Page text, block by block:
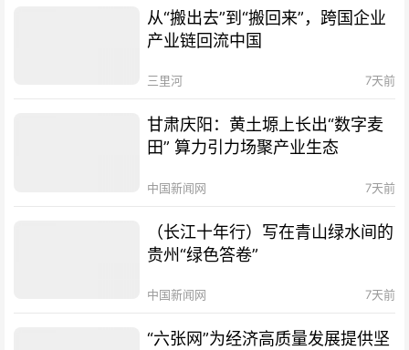
从“搬出去”到“搬回来”，跨国企业
产业链回流中国
三里河 7天前
甘肃庆阳：黄土塬上长出“数字麦
田” 算力引力场聚产业生态
中国新闻网 7天前
（长江十年行）写在青山绿水间的
贵州“绿色答卷”
中国新闻网 7天前
“六张网”为经济高质量发展提供坚